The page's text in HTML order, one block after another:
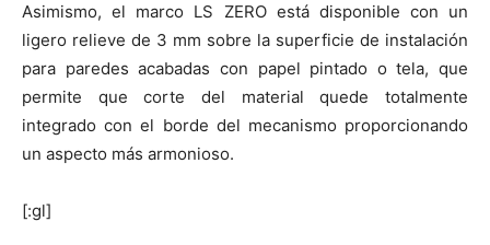
Asimismo, el marco LS ZERO está disponible con un
ligero relieve de 3 mm sobre la superficie de instalación
para paredes acabadas con papel pintado o tela, que
permite que corte del material quede totalmente
integrado con el borde del mecanismo proporcionando
un aspecto más armonioso.
[:gl]